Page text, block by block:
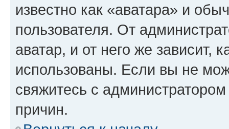
известно как «аватара» и
пользователя. От
аватар, и от него же зависит,
использованы. Если вы не
свяжитесь с
причин.